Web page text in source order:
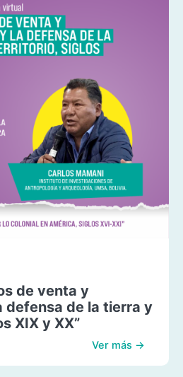
de venta y
defensa de la tierra y
XIX y XX”
Ver más →